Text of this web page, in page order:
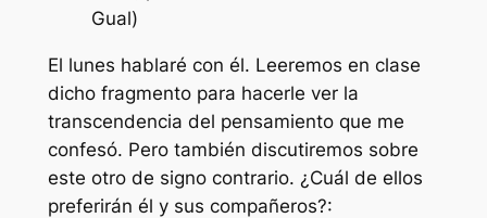
Gual)
El lunes hablaré con él. Leeremos en clase
dicho fragmento para hacerle ver la
transcendencia del pensamiento que me
confesó. Pero también discutiremos sobre
este otro de signo contrario. ¿Cuál de ellos
preferirán él y sus compañeros?: